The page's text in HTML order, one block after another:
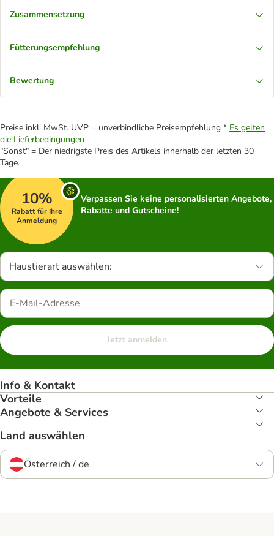
Zusammensetzung
Fütterungsempfehlung
Bewertung
Preise inkl. MwSt. UVP = unverbindliche Preisempfehlung * Es gelten
die Lieferbedingungen
"Sonst" = Der niedrigste Preis des Artikels innerhalb der letzten 30
Tage.
10%
Rabatt für Ihre
Anmeldung
Verpassen Sie keine personalisierten Angebote,
Rabatte und Gutscheine!
Haustierart auswählen:
Jetzt anmelden
Info & Kontakt
Vorteile
Angebote & Services
Land auswählen
Österreich / de